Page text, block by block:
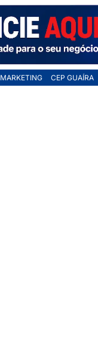
MARKETING CEP GUAÍRA